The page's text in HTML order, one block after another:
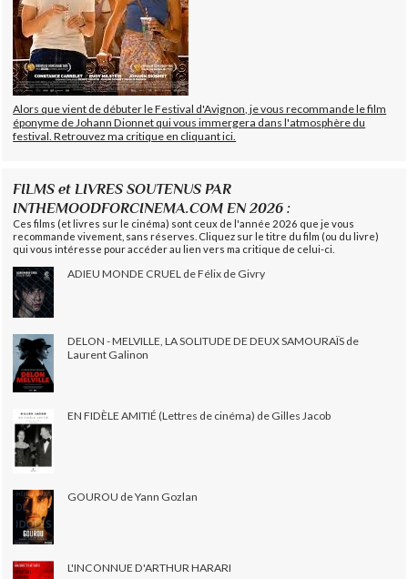
Alors que vient de débuter le Festival d'Avignon, je vous recommande le film
éponyme de Johann Dionnet qui vous immergera dans l'atmosphère du
festival. Retrouvez ma critique en cliquant ici.
FILMS et LIVRES SOUTENUS PAR
INTHEMOODFORCINEMA.COM EN 2026 :
Ces films (et livres sur le cinéma) sont ceux de l'année 2026 que je vous
recommande vivement, sans réserves. Cliquez sur le titre du film (ou du livre)
qui vous intéresse pour accéder au lien vers ma critique de celui-ci.
ADIEU MONDE CRUEL de Félix de Givry
DELON - MELVILLE, LA SOLITUDE DE DEUX SAMOURAÏS de
Laurent Galinon
EN FIDÈLE AMITIÉ (Lettres de cinéma) de Gilles Jacob
GOUROU de Yann Gozlan
L'INCONNUE D'ARTHUR HARARI